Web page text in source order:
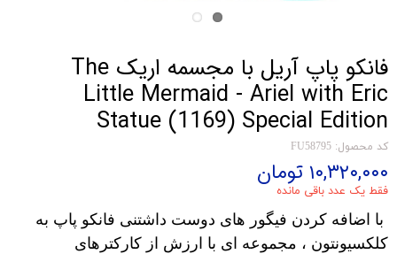
فانکو پاپ آریل با مجسمه اریک The
Little Mermaid - Ariel with Eric
Statue (1169) Special Edition
کد محصول: FU58795
۱۰,۳۲۰,۰۰۰ تومان
فقط یک عدد باقی مانده
با اضافه کردن فیگور های دوست داشتنی فانکو پاپ به
کلکسیونتون ، مجموعه ای با ارزش از کارکترهای